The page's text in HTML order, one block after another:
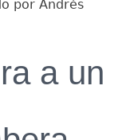
por Andrés
a un